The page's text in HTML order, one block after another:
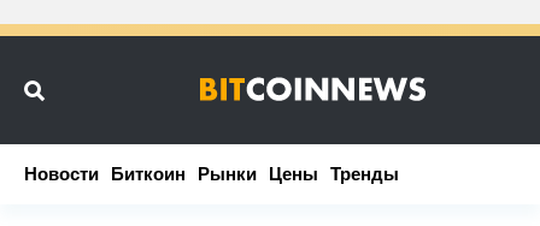
Новости Биткоин Рынки Цены Тренды
Новости Биткоин Рынки Цены Тренды